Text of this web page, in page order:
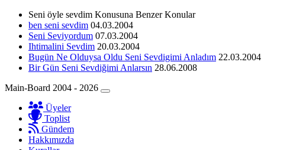
Seni öyle sevdim Konusuna Benzer Konular
ben seni sevdim 04.03.2004
Seni Seviyordum 07.03.2004
Ihtimalini Sevdim 20.03.2004
Bugün Ne Olduysa Oldu Seni Sevdigimi Anladım 22.03.2004
Bir Gün Seni Sevdiğimi Anlarsın 28.06.2008
Main-Board 2004 - 2026
Üyeler
Toplist
Gündem
Hakkımızda